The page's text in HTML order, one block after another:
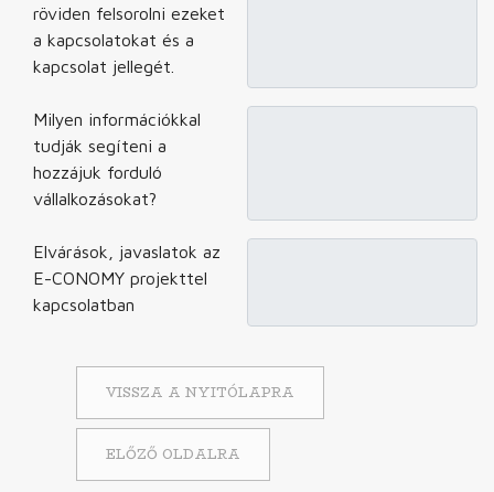
röviden felsorolni ezeket
a kapcsolatokat és a
kapcsolat jellegét.
Milyen információkkal
tudják segíteni a
hozzájuk forduló
vállalkozásokat?
Elvárások, javaslatok az
E-CONOMY projekttel
kapcsolatban
VISSZA A NYITÓLAPRA
ELŐZŐ OLDALRA